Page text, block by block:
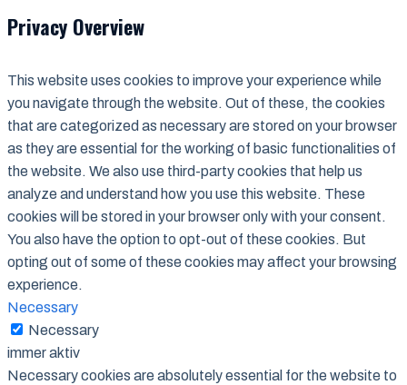
Privacy Overview
This website uses cookies to improve your experience while
you navigate through the website. Out of these, the cookies
that are categorized as necessary are stored on your browser
as they are essential for the working of basic functionalities of
the website. We also use third-party cookies that help us
analyze and understand how you use this website. These
cookies will be stored in your browser only with your consent.
You also have the option to opt-out of these cookies. But
opting out of some of these cookies may affect your browsing
experience.
Necessary
Necessary
immer aktiv
Necessary cookies are absolutely essential for the website to